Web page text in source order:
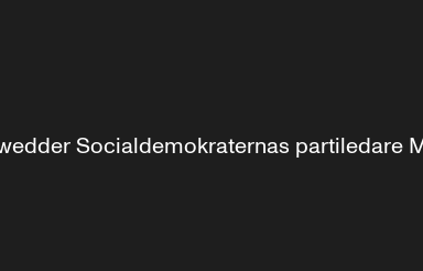
Socialdemokraternas partiledare